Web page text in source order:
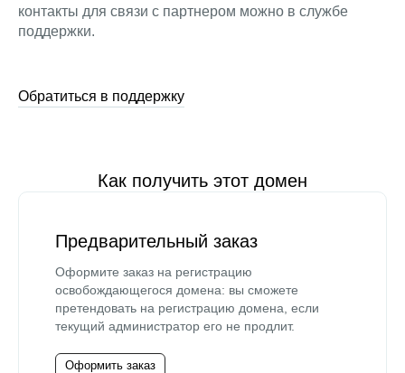
контакты для связи с партнером можно в службе
поддержки.
Обратиться в поддержку
Как получить этот домен
Предварительный заказ
Оформите заказ на регистрацию
освобождающегося домена: вы сможете
претендовать на регистрацию домена, если
текущий администратор его не продлит.
Оформить заказ